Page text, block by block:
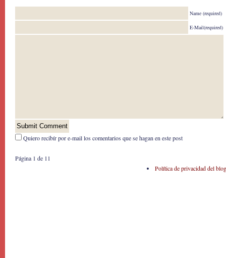
Name (required)
E-Mail(required)
Quiero recibír por e-mail los comentarios que se hagan en este post
Página 1 de 1 1
Política de privacidad del